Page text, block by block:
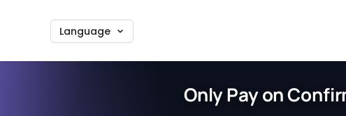
Language
Only Pay on